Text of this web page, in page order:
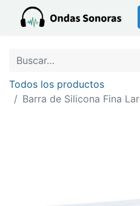
Todos los productos
Barra de Silicona Fina